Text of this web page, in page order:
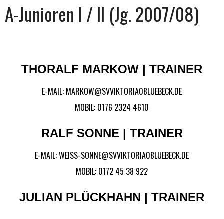
A-Junioren I / II (Jg. 2007/08)
THORALF MARKOW | TRAINER
E-MAIL: MARKOW@SVVIKTORIA08LUEBECK.DE
MOBIL: 0176 2324 4610
RALF SONNE | TRAINER
E-MAIL:WEISS-SONNE@SVVIKTORIA08LUEBECK.DE
MOBIL: 0172 45 38 922
JULIAN PLÜCKHAHN | TRAINER